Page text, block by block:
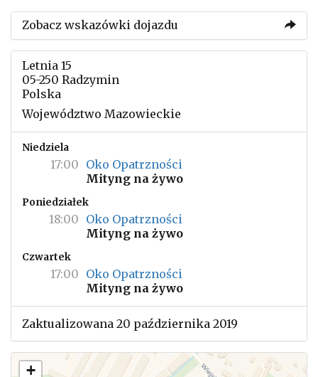
Zobacz wskazówki dojazdu
Letnia 15
05-250 Radzymin
Polska
Województwo Mazowieckie
Niedziela
17:00 Oko Opatrzności
Mityng na żywo
Poniedziałek
18:00 Oko Opatrzności
Mityng na żywo
Czwartek
17:00 Oko Opatrzności
Mityng na żywo
Zaktualizowana 20 października 2019
+